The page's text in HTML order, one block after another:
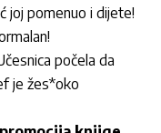
joj pomenuo i dijete!
počela da
je žes*oko